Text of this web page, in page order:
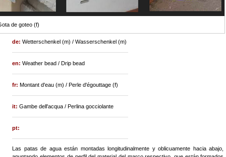
de goteo (f)
de:Wetterschenkel (m) / Wasserschenkel (m)
en:Weather bead / Drip bead
fr: Montant d'eau (m) / Perle d'égouttage (f)
it:Gambe dell'acqua / Perlina gocciolante
pt:
Las patas de agua están montadas longitudinalmente y oblicuamente hacia abajo,